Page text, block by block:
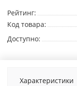
Рейтинг:
Код товара:
Доступно:
Характеристики